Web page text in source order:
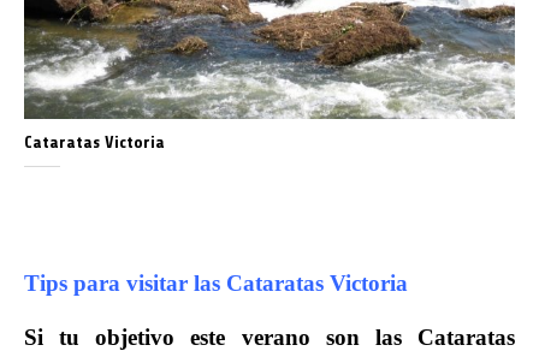
Cataratas Victoria
Tips para visitar las Cataratas Victoria
Si tu objetivo este verano son las Cataratas